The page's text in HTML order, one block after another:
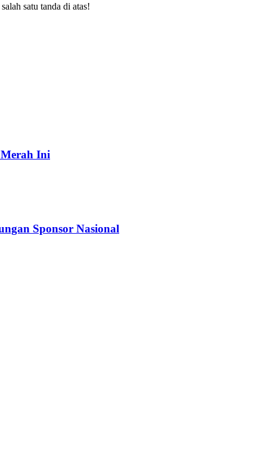
satu tanda di atas!
Ini
Sponsor Nasional